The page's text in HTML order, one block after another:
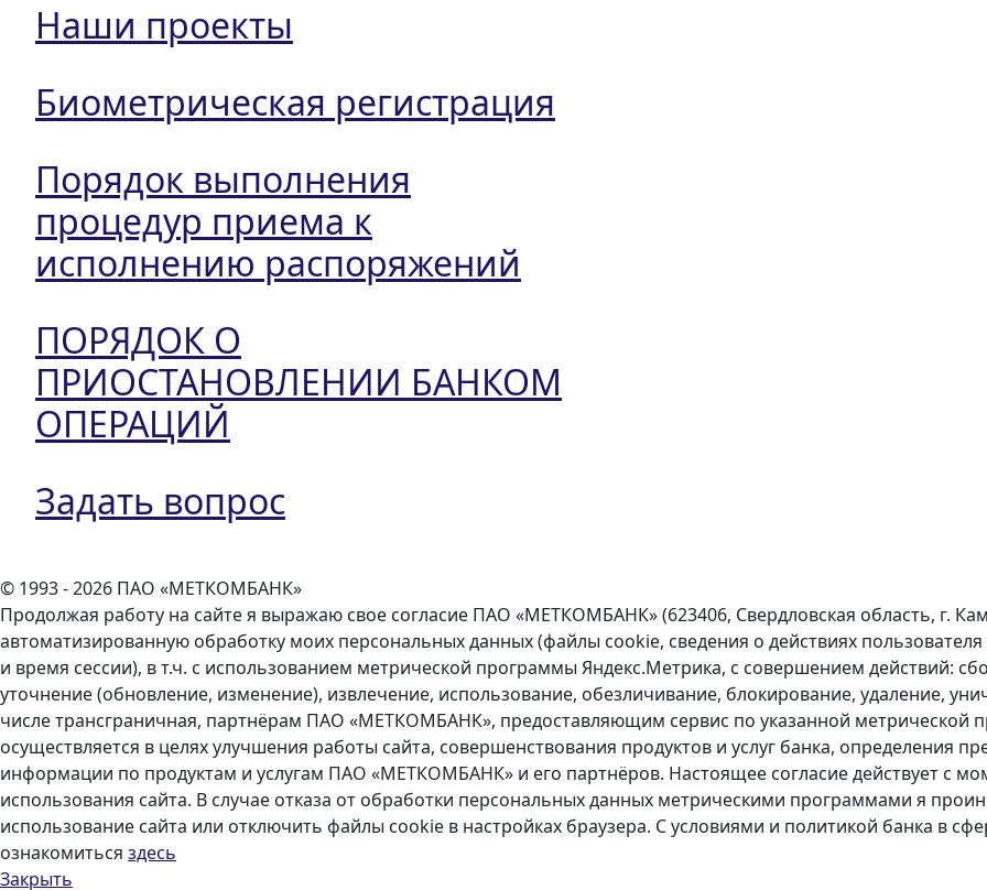
Наши проекты
Биометрическая регистрация
Порядок выполнения
процедур приема к
исполнению распоряжений
ПОРЯДОК О
ПРИОСТАНОВЛЕНИИ БАНКОМ
ОПЕРАЦИЙ
Задать вопрос
© 1993 - 2026 ПАО «МЕТКОМБАНК»
Продолжая работу на сайте я выражаю свое согласие ПАО «МЕТКОМБАНК» (623406, Свердловская область, г.
автоматизированную обработку моих персональных данных (файлы cookie, сведения о действиях
и время сессии), в т.ч. с использованием метрической программы Яндекс.Метрика, с совершением действий:
уточнение (обновление, изменение), извлечение, использование, обезличивание, блокирование, удаление,
числе трансграничная, партнёрам ПАО «МЕТКОМБАНК», предоставляющим сервис по указанной метрической
осуществляется в целях улучшения работы сайта, совершенствования продуктов и услуг банка, определения
информации по продуктам и услугам ПАО «МЕТКОМБАНК» и его партнёров. Настоящее согласие действует с
использования сайта. В случае отказа от обработки персональных данных метрическими программами я
использование сайта или отключить файлы cookie в настройках браузера. С условиями и политикой банка в
ознакомиться здесь
Закрыть